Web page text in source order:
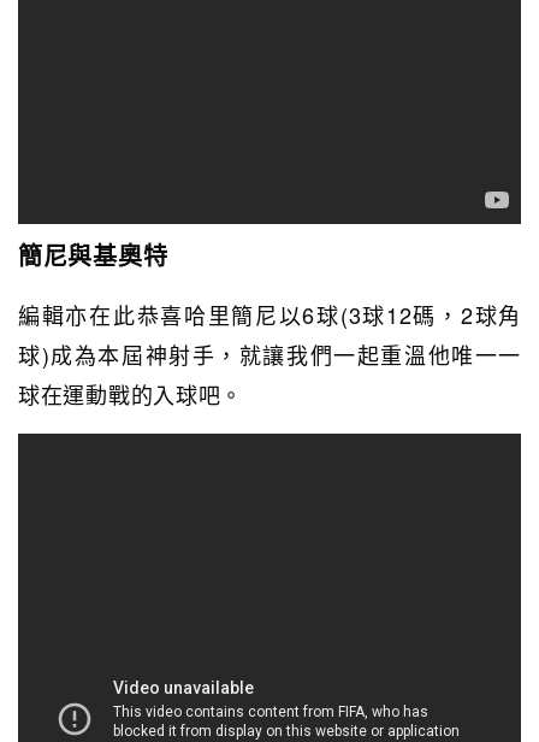
簡尼與基奧特
編輯亦在此恭喜哈里簡尼以6球(3球12碼，2球角
球)成為本屆神射手，就讓我們一起重溫他唯一一
球在運動戰的入球吧。